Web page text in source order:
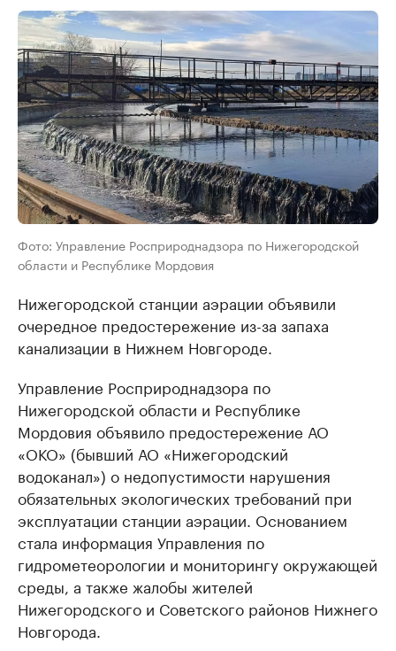
Фото: Управление Росприроднадзора по Нижегородской
области и Республике Мордовия
Нижегородской станции аэрации объявили
очередное предостережение из-за запаха
канализации в Нижнем Новгороде.
Управление Росприроднадзора по
Нижегородской области и Республике
Мордовия объявило предостережение АО
«ОКО» (бывший АО «Нижегородский
водоканал») о недопустимости нарушения
обязательных экологических требований при
эксплуатации станции аэрации. Основанием
стала информация Управления по
гидрометеорологии и мониторингу окружающей
среды, а также жалобы жителей
Нижегородского и Советского районов Нижнего
Новгорода.